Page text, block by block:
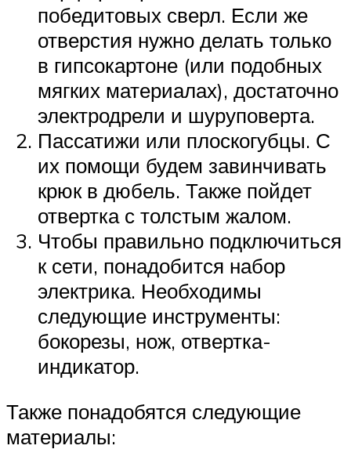
победитовых сверл. Если же
отверстия нужно делать только
в гипсокартоне (или подобных
мягких материалах), достаточно
электродрели и шуруповерта.
Пассатижи или плоскогубцы. С
их помощи будем завинчивать
крюк в дюбель. Также пойдет
отвертка с толстым жалом.
Чтобы правильно подключиться
к сети, понадобится набор
электрика. Необходимы
следующие инструменты:
бокорезы, нож, отвертка-
индикатор.
Также понадобятся следующие
материалы: